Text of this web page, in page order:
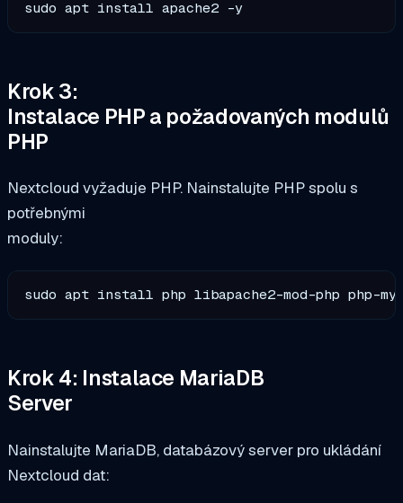
sudo apt install apache2 -y
Krok 3:
Instalace PHP a požadovaných modulů
PHP
Nextcloud vyžaduje PHP. Nainstalujte PHP spolu s
potřebnými
moduly:
sudo apt install php libapache2-mod-php php-
Krok 4: Instalace MariaDB
Server
Nainstalujte MariaDB, databázový server pro ukládání
Nextcloud dat: